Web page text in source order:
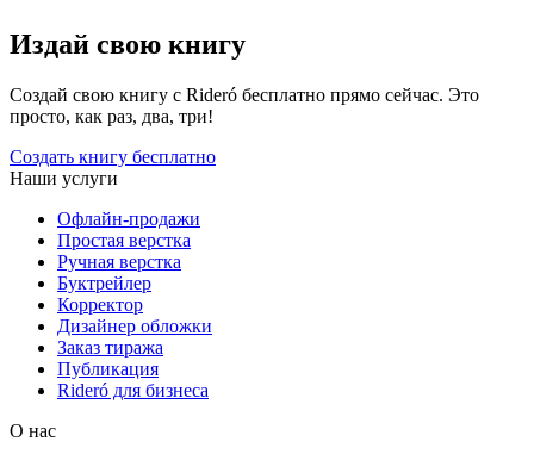
Издай свою книгу
Создай свою книгу с Rideró бесплатно прямо сейчас. Это
просто, как раз, два, три!
Создать книгу бесплатно
Наши услуги
Офлайн-продажи
Простая верстка
Ручная верстка
Буктрейлер
Корректор
Дизайнер обложки
Заказ тиража
Публикация
Rideró для бизнеса
О нас